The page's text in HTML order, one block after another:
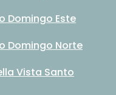
Domingo Este
Domingo Norte
Vista Santo